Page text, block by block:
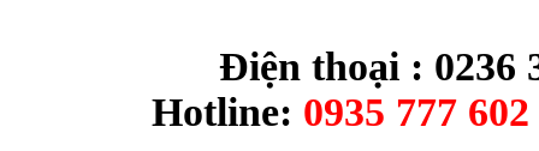
Điện thoại : 0236
Hotline: 0935 777